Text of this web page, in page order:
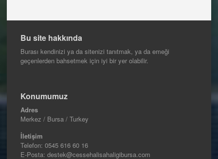
Bu site hakkında
Burası kendinizi ya da sitenizi tanıtmak, ya da emeği
geçenlerden bahsetmek için iyi bir yer olabilir.
Konumumuz
Adres
Merkez / Bursa / Turkey
İletişim
Telefon: 0545 616 60 16
E-Posta: destek@cessehalisahaligibursa.com